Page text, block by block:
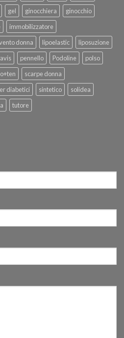
gel ginocchiera
ginocchio
immobilizzatore
donna lipoelastic
liposuzione
pennello Podoline
polso
scarpe donna
diabetici sintetico
solidea
tutore